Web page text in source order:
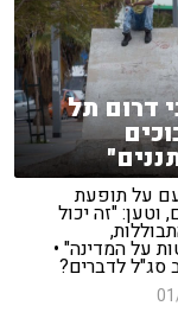
דרום תל
על תופעת
וטען: "זה יכול
על המדינה" •
סג"ל לדברים?